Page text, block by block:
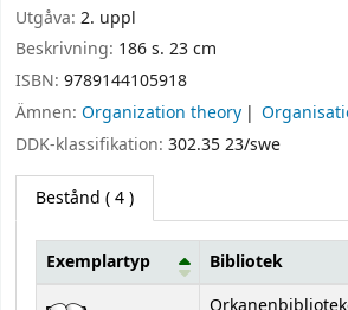
Utgåva: 2. uppl
Beskrivning: 186 s. 23 cm
ISBN: 9789144105918
Ämnen: Organization theory
DDK-klassifikation: 302.35 23/swe
Bestånd ( 4 )
Exemplartyp Bibliotek